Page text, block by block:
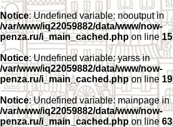
Notice: Undefined variable: nooutput in
/var/www/iq22059882/data/www/now-
penza.ru/i_main_cached.php on line 15
Notice: Undefined variable: yarss in
/var/www/iq22059882/data/www/now-
penza.ru/i_main_cached.phpon line 19
Notice: Undefined variable: mainpage in
/var/www/iq22059882/data/www/now-
penza.ru/i_main_cached.php on line 63